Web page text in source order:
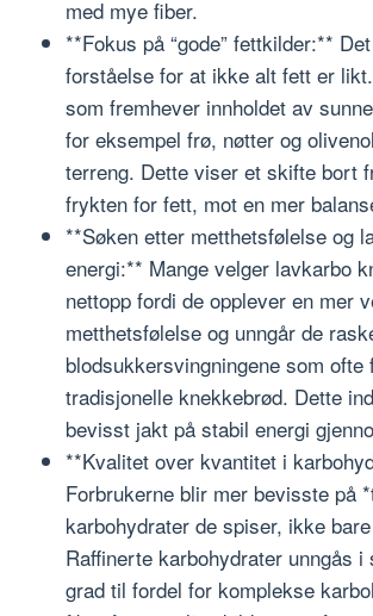
med mye fiber.
**Fokus på “gode” fettkilder:**
forståelse for at ikke alt fett er
som fremhever innholdet av
for eksempel frø, nøtter og
terreng. Dette viser et skifte bort
frykten for fett, mot en mer
**Søken etter metthetsfølelse og
energi:** Mange velger lavkarbo
nettopp fordi de opplever en mer
metthetsfølelse og unngår de
blodsukkersvingningene som ofte
tradisjonelle knekkebrød. Dette
bevisst jakt på stabil energi
**Kvalitet over kvantitet i
Forbrukerne blir mer bevisste på
karbohydrater de spiser, ikke
Raffinerte karbohydrater unngås i
grad til fordel for komplekse